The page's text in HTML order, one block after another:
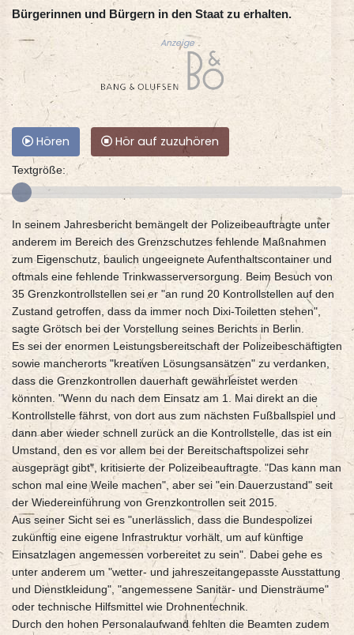
Bürgerinnen und Bürgern in den Staat zu erhalten.
Anzeige
Hören Hör auf zuzuhören
Textgröße:
In seinem Jahresbericht bemängelt der Polizeibeauftragte unter
anderem im Bereich des Grenzschutzes fehlende Maßnahmen
zum Eigenschutz, baulich ungeeignete Aufenthaltscontainer und
oftmals eine fehlende Trinkwasserversorgung. Beim Besuch von
35 Grenzkontrollstellen sei er "an rund 20 Kontrollstellen auf den
Zustand getroffen, dass da immer noch Dixi-Toiletten stehen",
sagte Grötsch bei der Vorstellung seines Berichts in Berlin.
Es sei der enormen Leistungsbereitschaft der Polizeibeschäftigten
sowie mancherorts "kreativen Lösungsansätzen" zu verdanken,
dass die Grenzkontrollen dauerhaft gewährleistet werden
könnten. "Wenn du nach dem Einsatz am 1. Mai direkt an die
Kontrollstelle fährst, von dort aus zum nächsten Fußballspiel und
dann aber wieder schnell zurück an die Kontrollstelle, das ist ein
Umstand, den es vor allem bei der Bereitschaftspolizei sehr
ausgeprägt gibt", kritisierte der Polizeibeauftragte. "Das kann man
schon mal eine Weile machen", aber sei "ein Dauerzustand" seit
der Wiedereinführung von Grenzkontrollen seit 2015.
Aus seiner Sicht sei es "unerlässlich, dass die Bundespolizei
zukünftig eine eigene Infrastruktur vorhält, um auf künftige
Einsatzlagen angemessen vorbereitet zu sein". Dabei gehe es
unter anderem um "wetter- und jahreszeitangepasste Ausstattung
und Dienstkleidung", "angemessene Sanitär- und Diensträume"
oder technische Hilfsmittel wie Drohnentechnik.
Durch den hohen Personalaufwand fehlten die Beamten zudem